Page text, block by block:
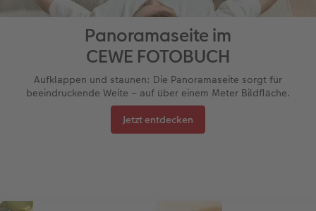
Panoramaseite im
CEWE FOTOBUCH
Aufklappen und staunen: Die Panoramaseite sorgt für
beeindruckende Weite – auf über einem Meter Bildfläche.
Jetzt entdecken